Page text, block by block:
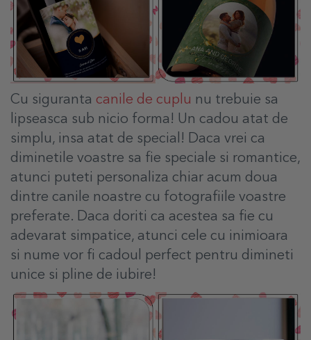
Cu siguranta canile de cuplu nu trebuie sa
lipseasca sub nicio forma! Un cadou atat de
simplu, insa atat de special! Daca vrei ca
diminetile voastre sa fie speciale si romantice,
atunci puteti personaliza chiar acum doua
dintre canile noastre cu fotografiile voastre
preferate. Daca doriti ca acestea sa fie cu
adevarat simpatice, atunci cele cu inimioara
si nume vor fi cadoul perfect pentru dimineti
unice si pline de iubire!